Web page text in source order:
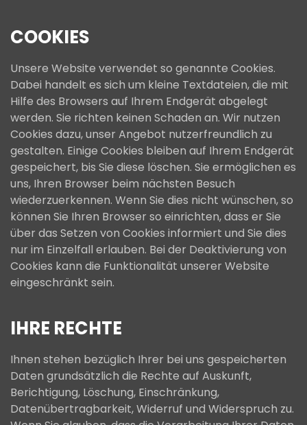
COOKIES
Unsere Website verwendet so genannte Cookies.
Dabei handelt es sich um kleine Textdateien, die mit
Hilfe des Browsers auf Ihrem Endgerät abgelegt
werden. Sie richten keinen Schaden an. Wir nutzen
Cookies dazu, unser Angebot nutzerfreundlich zu
gestalten. Einige Cookies bleiben auf Ihrem Endgerät
gespeichert, bis Sie diese löschen. Sie ermöglichen es
uns, Ihren Browser beim nächsten Besuch
wiederzuerkennen. Wenn Sie dies nicht wünschen, so
können Sie Ihren Browser so einrichten, dass er Sie
über das Setzen von Cookies informiert und Sie dies
nur im Einzelfall erlauben. Bei der Deaktivierung von
Cookies kann die Funktionalität unserer Website
eingeschränkt sein.
IHRE RECHTE
Ihnen stehen bezüglich Ihrer bei uns gespeicherten
Daten grundsätzlich die Rechte auf Auskunft,
Berichtigung, Löschung, Einschränkung,
Datenübertragbarkeit, Widerruf und Widerspruch zu.